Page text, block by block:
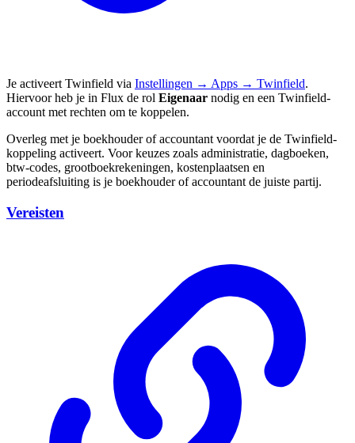
Je activeert Twinfield via Instellingen → Apps → Twinfield.
Hiervoor heb je in Flux de rol Eigenaar nodig en een Twinfield-
account met rechten om te koppelen.
Overleg met je boekhouder of accountant voordat je de Twinfield-
koppeling activeert. Voor keuzes zoals administratie, dagboeken,
btw-codes, grootboekrekeningen, kostenplaatsen en
periodeafsluiting is je boekhouder of accountant de juiste partij.
Vereisten